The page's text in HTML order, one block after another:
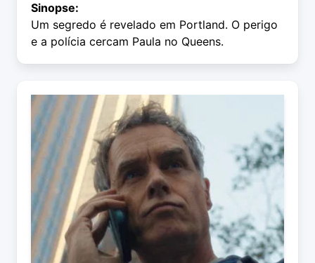
Sinopse:
Um segredo é revelado em Portland. O perigo
e a polícia cercam Paula no Queens.